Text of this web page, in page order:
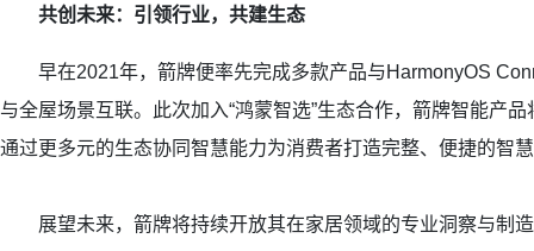
共创未来：引领行业，共建生态
早在2021年，箭牌便率先完成多款产品与HarmonyOS
与全屋场景互联。此次加入“鸿蒙智选”生态合作，箭牌智能产
通过更多元的生态协同智慧能力为消费者打造完整、便捷的智
展望未来，箭牌将持续开放其在家居领域的专业洞察与制造